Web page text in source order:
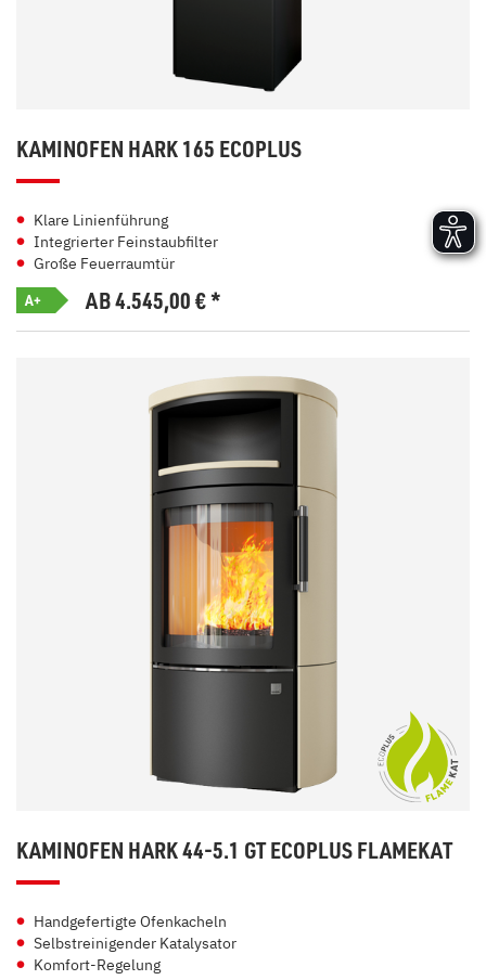
KAMINOFEN HARK 165 ECOPLUS
Klare Linienführung
Integrierter Feinstaubfilter
Große Feuerraumtür
A+ AB 4.545,00€*
KAMINOFEN HARK 44-5.1 GT ECOPLUS FLAMEKAT
Handgefertigte Ofenkacheln
Selbstreinigender Katalysator
Komfort-Regelung